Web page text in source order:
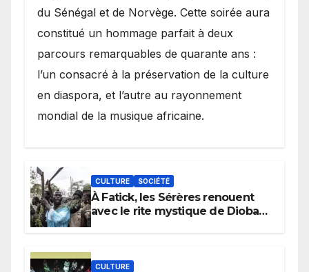
du Sénégal et de Norvège. Cette soirée aura
constitué un hommage parfait à deux
parcours remarquables de quarante ans :
l’un consacré à la préservation de la culture
en diaspora, et l’autre au rayonnement
mondial de la musique africaine.
CULTURE SOCIÉTÉ
À Fatick, les Sérères renouent
avec le rite mystique de Diobaye
CULTURE